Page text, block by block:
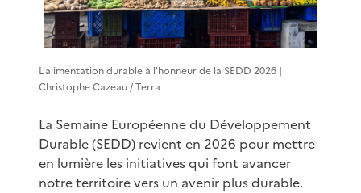
L'alimentation durable à l'honneur de la SEDD 2026 |
Christophe Cazeau / Terra
La Semaine Européenne du Développement
Durable (SEDD) revient en 2026 pour mettre
en lumière les initiatives qui font avancer
notre territoire vers un avenir plus durable.